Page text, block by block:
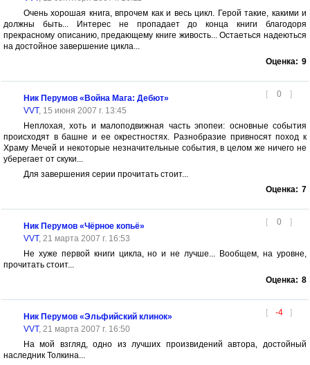
Очень хорошая книга, впрочем как и весь цикл. Герой такие, какими и
должны быть... Интерес не пропадает до конца книги благодоря
прекрасному описанию, предающему книге живость... Остаеться надеються
на достойное завершение цикла...
Оценка: 9
[ 0 ]
Ник Перумов «Война Мага: Дебют»
VVT, 15 июня 2007 г. 13:45
Неплохая, хоть и малоподвижная часть эпопеи: основные события
происходят в башне и ее окрестностях. Разнобразие привносят поход к
Храму Мечей и некоторые незначительные события, в целом же ничего не
уберегает от скуки...
Для завершения серии прочитать стоит...
Оценка: 7
[ 0 ]
Ник Перумов «Чёрное копьё»
VVT, 21 марта 2007 г. 16:53
Не хуже первой книги цикла, но и не лучше... Вообщем, на уровне,
прочитать стоит...
Оценка: 8
[ -4 ]
Ник Перумов «Эльфийский клинок»
VVT, 21 марта 2007 г. 16:50
На мой взгляд, одно из лучших произвидений автора, достойный
наследник Толкина...